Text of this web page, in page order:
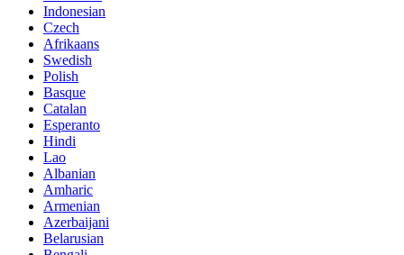
Indonesian
Czech
Afrikaans
Swedish
Polish
Basque
Catalan
Esperanto
Hindi
Lao
Albanian
Amharic
Armenian
Azerbaijani
Belarusian